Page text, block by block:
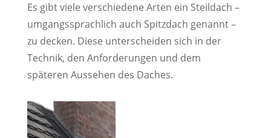
Es gibt viele verschiedene Arten ein Steildach –
umgangssprachlich auch Spitzdach genannt –
zu decken. Diese unterscheiden sich in der
Technik, den Anforderungen und dem
späteren Aussehen des Daches.